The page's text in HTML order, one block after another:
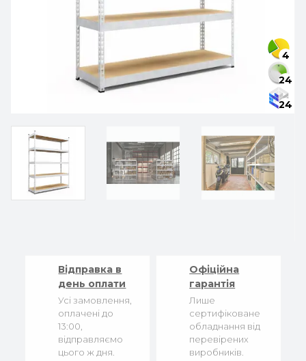
4
24
24
Відправка в
день оплати
Усі замовлення,
оплачені до
13:00,
відправляємо
цього ж дня.
Офіційна
гарантія
Лише
сертифіковане
обладнання від
перевірених
виробників.